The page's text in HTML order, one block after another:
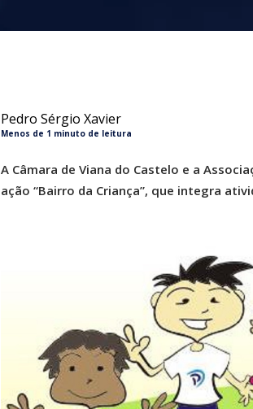
Pedro Sérgio Xavier
Menos de 1 minuto de leitura
A Câmara de Viana do Castelo e a
ação “Bairro da Criança”, que integra